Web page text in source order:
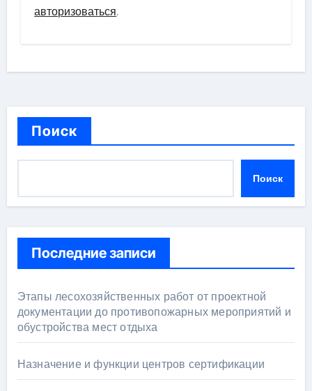
авторизоваться.
Поиск
Поиск
Последние записи
Этапы лесохозяйственных работ от проектной
документации до противопожарных мероприятий и
обустройства мест отдыха
Назначение и функции центров сертификации